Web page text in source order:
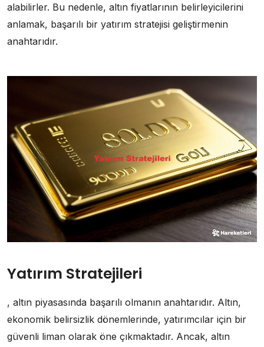
alabilirler. Bu nedenle, altın fiyatlarının belirleyicilerini
anlamak, başarılı bir yatırım stratejisi geliştirmenin
anahtarıdır.
Yatırım Stratejileri
, altın piyasasında başarılı olmanın anahtarıdır. Altın,
ekonomik belirsizlik dönemlerinde, yatırımcılar için bir
güvenli liman olarak öne çıkmaktadır. Ancak, altın